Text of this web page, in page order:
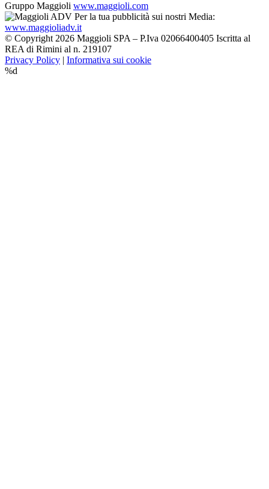
Gruppo Maggioli www.maggioli.com
Per la tua pubblicità sui nostri Media:
www.maggioliadv.it
© Copyright 2026 Maggioli SPA – P.Iva 02066400405 Iscritta al
REA di Rimini al n. 219107
Privacy Policy | Informativa sui cookie
%d